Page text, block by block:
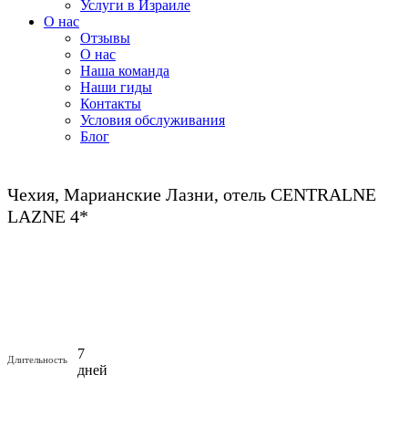
Услуги в Израиле
О нас
Отзывы
О нас
Наша команда
Наши гиды
Контакты
Условия обслуживания
Блог
Чехия, Марианские Лазни, отель CENTRALNE
LAZNE 4*
Длительность
7
дней